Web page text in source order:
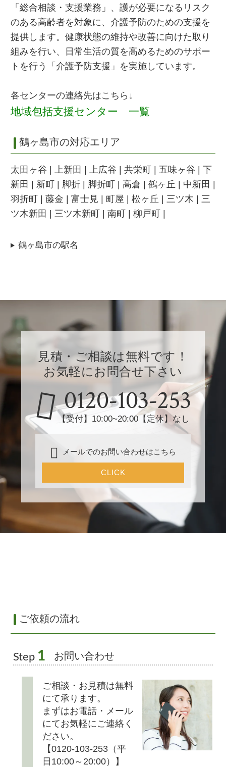
「総合相談・支援業務」、護が必要になるリスク
のある高齢者を対象に、介護予防のための支援を
提供します。健康状態の維持や改善に向けた取り
組みを行い、日常生活の質を高めるためのサポー
トを行う「介護予防支援」を実施しています。
各センターの連絡先はこちら↓
地域包括支援センター 一覧
鶴ヶ島市の対応エリア
太田ヶ谷 | 上新田 | 上広谷 | 共栄町 | 五味ヶ谷 | 下
新田 | 新町 | 脚折 | 脚折町 | 高倉 | 鶴ヶ丘 | 中新田 |
羽折町 | 藤金 | 富士見 | 町屋 | 松ヶ丘 | 三ツ木 | 三
ツ木新田 | 三ツ木新町 | 南町 | 柳戸町 |
鶴ヶ島市の駅名
見積・ご相談は無料です！
お気軽にお問合せ下さい
0120-103-253
【受付】10:00~20:00【定休】なし
メールでのお問い合わせはこちら
CLICK
ご依頼の流れ
Step 1 お問い合わせ
ご相談・お見積は無料
にて承ります。
まずはお電話・メール
にてお気軽にご連絡く
ださい。
【0120-103-253（平
日10:00～20:00）】